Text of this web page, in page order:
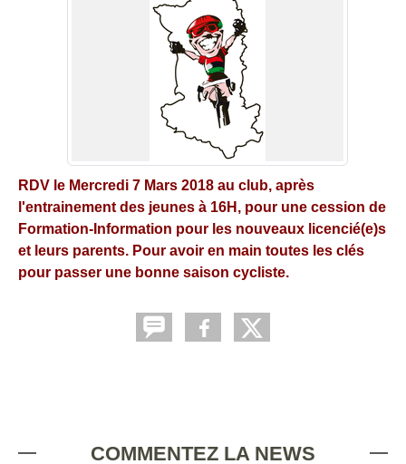
RDV le Mercredi 7 Mars 2018 au club, après
l'entrainement des jeunes à 16H, pour une cession de
Formation-Information pour les nouveaux licencié(e)s
et leurs parents. Pour avoir en main toutes les clés
pour passer une bonne saison cycliste.
COMMENTEZ LA NEWS